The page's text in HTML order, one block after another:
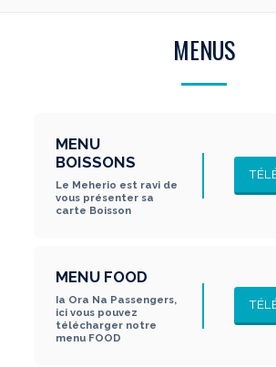
MENUS
MENU
BOISSONS
Le Meherio est ravi de
vous présenter sa
carte Boisson
MENU FOOD
Ia Ora Na Passengers,
ici vous pouvez
télécharger notre
menu FOOD